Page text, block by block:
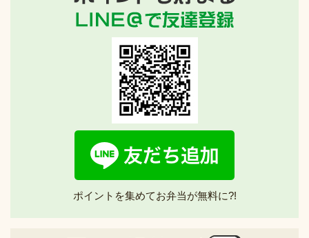
ポイントを集めてお弁当が無料に?!